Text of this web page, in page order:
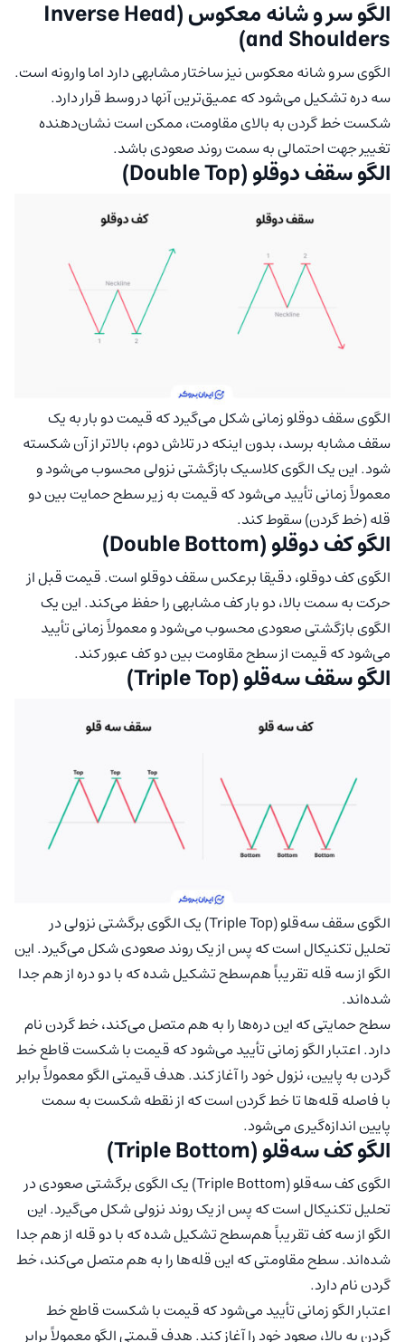
الگو سر و شانه معکوس (Inverse Head
and Shoulders)
الگوی سر و شانه معکوس نیز ساختار مشابهی دارد اما وارونه است.
سه دره تشکیل می‌شود که عمیق‌ترین آنها در وسط قرار دارد.
شکست خط گردن به بالای مقاومت، ممکن است نشان‌دهنده
تغییر جهت احتمالی به سمت روند صعودی باشد.
الگو سقف دوقلو (Double Top)
الگوی سقف دوقلو زمانی شکل می‌گیرد که قیمت دو بار به یک
سقف مشابه برسد، بدون اینکه در تلاش دوم، بالاتر از آن شکسته
شود. این یک الگوی کلاسیک بازگشتی نزولی محسوب می‌شود و
معمولاً زمانی تأیید می‌شود که قیمت به زیر سطح حمایت بین دو
قله (خط گردن) سقوط کند.
الگو کف دوقلو (Double Bottom)
الگوی کف دوقلو، دقیقا برعکس سقف دوقلو است. قیمت قبل از
حرکت به سمت بالا، دو بار کف مشابهی را حفظ می‌کند. این یک
الگوی بازگشتی صعودی محسوب می‌شود و معمولاً زمانی تأیید
می‌شود که قیمت از سطح مقاومت بین دو کف عبور کند.
الگو سقف سه‌قلو (Triple Top)
الگوی سقف سه‌قلو (Triple Top) یک الگوی برگشتی نزولی در
تحلیل تکنیکال است که پس از یک روند صعودی شکل می‌گیرد. این
الگو از سه قله تقریباً هم‌سطح تشکیل شده که با دو دره از هم جدا
شده‌اند.
سطح حمایتی که این دره‌ها را به هم متصل می‌کند، خط گردن نام
دارد. اعتبار الگو زمانی تأیید می‌شود که قیمت با شکست قاطع خط
گردن به پایین، نزول خود را آغاز کند. هدف قیمتی الگو معمولاً برابر
با فاصله قله‌ها تا خط گردن است که از نقطه شکست به سمت
پایین اندازه‌گیری می‌شود.
الگو کف سه‌قلو (Triple Bottom)
الگوی کف سه‌قلو (Triple Bottom) یک الگوی برگشتی صعودی در
تحلیل تکنیکال است که پس از یک روند نزولی شکل می‌گیرد. این
الگو از سه کف تقریباً هم‌سطح تشکیل شده که با دو قله از هم جدا
شده‌اند. سطح مقاومتی که این قله‌ها را به هم متصل می‌کند، خط
گردن نام دارد.
اعتبار الگو زمانی تأیید می‌شود که قیمت با شکست قاطع خط
گردن به بالا، صعود خود را آغاز کند. هدف قیمتی الگو معمولاً برابر